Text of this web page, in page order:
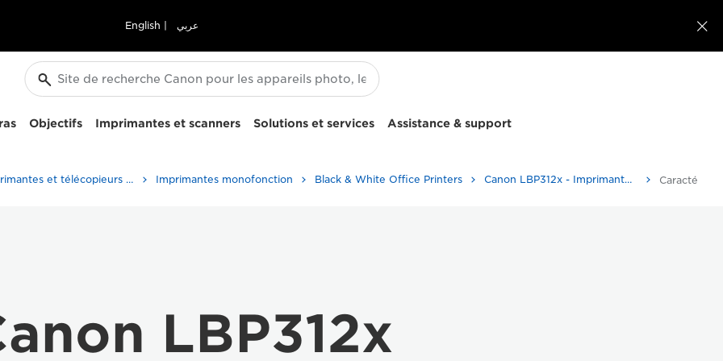
English عربي 
Objectifs Imprimantes et scanners Solutions et services Assistance & support
Imprimantes et télécopieurs professionnels Imprimantes monofonction Black & White Office Printers Canon LBP312x - Imprimantes et télécopieurs professionnels
LBP312x